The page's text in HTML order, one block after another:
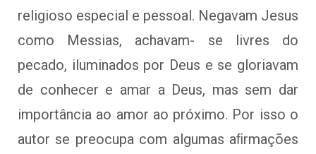
religioso especial e pessoal. Negavam Jesus
como Messias, achavam- se livres do
pecado, iluminados por Deus e se gloriavam
de conhecer e amar a Deus, mas sem dar
importância ao amor ao próximo. Por isso o
autor se preocupa com algumas aﬁrmações